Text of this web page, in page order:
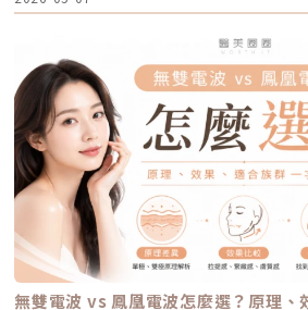
針對正在發炎的嚴重區域特別加強能量。Q4：
幅萎縮皮脂腺，把出油量降到極低，讓長痘痘
自我修復機制的，經過數年後，部分皮脂腺可能
外，極端的壓力、嚴重的賀爾蒙失調依然可能
說，膚況絕對會比治療前穩定非常多。許多人
AviClear 作為年度的「控油進廠保養」來施打
有修復期嗎？該怎麼保養？A：由於屬於「非侵
膚最多只會有輕微的泛紅，通常在幾個小時到
影響日常上班上課。術後的保養也非常簡單：
實防曬」，並在術後一週內暫停使用美白、酸
可。對於忙碌的現代人來說，是非常友善的午
權，抗痘不再是一場苦戰青春痘從來就不只是
刻地牽動著個人的自信心與社交生活。過去，
難：任憑痘痘反覆肆虐，或是無奈忍受口服藥
年新一代抗痘武器AviClear 戰痘雷射（1726nm
與深受痘痘困擾的患者，提供了一個全新、安全
答。它成功將抗痘戰場，從伴隨負擔的全身性
皮脂腺控制，從源頭阻斷致痘環境。如果你也
輪迴，渴望重新擁有一張清爽、穩定、不易泛
「破壞力」也強。術後會有明顯的點狀結痂、
波 Exion、無限電波 Potenza）原理：結合了
雙重優勢。透過極細的微針穿透表皮，在到達
波熱能。這不僅能刺激膠原蛋白與彈力蛋白重
的物理性破壞與電波熱能，還能破壞過度活躍
孔）。適合誰：混合型毛孔（又油又鬆弛）、
者、想全面提升膚質緊緻度的人。效果與特色
表皮的熱傷害極小，退紅快（通常隔天即可上
化」有非常亮眼的表現。5. 物理性微創重建：
理：透過儀器上極細微的針頭，在肌膚表層每
道。這種「微破壞」能直接啟動肌膚天然的傷
彈力蛋白增生。更棒的是，這些微通道能像海
華（如生長因子、高濃度玻尿酸）的吸收率，
群：老化型毛孔、淺層凹洞型毛孔、膚質粗糙
為敏感、希望降低反黑風險的族群（實際仍需由
因為沒有雷射或電波的「熱傷害」，所以術後照
低。做完後通常會有 1~3 天的微泛紅，能溫和
興療程。醫美療程怎麼選？重點大評比為了讓
了五大主力療程的比較表：療程後的關鍵：醫
斑更精準、安全、穩定在眾多除斑雷射中，
術，不只是把能量打在斑點上，而是以更科學、
題。AutoDerm 智慧影像分析系統在正式治療前
每一處斑點的分布、深度與範圍。這讓醫師不
過影像資訊調整能量，讓治療更客製化、也更一
或分布不規則的人來說，這項技術能有效提升
保護除斑過程中最令人擔心的副作用之一，就
皮，甚至反黑。CPTL 的作用是在雷射擊發的
低溫狀態，避免熱能向周圍擴散。皮膚被冷保
適，也能減少後續的發炎反應，讓整體修復期
技術在 532 奈米波長下，Reepot 的能量並非
械式的震動作用使色素顆粒鬆動、分離，再交
同時保護真皮層的血管結構，減少對健康組織
也降低出現過度刺激或色素反應的可能性。透
Reepot 不只是單純「把斑點打掉」，而是以更
素問題，也更符合現代人對於恢復期短、風險低
斑點一撕即除？人工皮代謝讓改善更有感為什
除人工皮時同步帶走斑點」？這與它的能量作
Reepot 透過 532 nm 能量搭配冷剝離技術，
理牆面，讓表面變得更平整、更緊；音波則比
拉提使用的是 RF 射頻能量。RF 是
射頻能量在皮膚組織中產生熱能，讓膠原蛋白
蛋白新生與重組。很多人一聽到「加熱」會覺得
點，而是讓一段皮膚組織被均勻加熱。當皮膚
就像鬆掉的彈力網被重新收緊，視覺上會有比
常見的效果感受包括：皮膚變緊、細紋變淡、
改善、膚質變得比較平滑。也因為電波比較強
善」，所以如果困擾的是臉看起來鬆鬆的、眼
不夠緊實，電波通常會是可以評估的方向。但
變成另一張臉。效果通常會分成兩個階段：一
感，後續則會隨著膠原蛋白慢慢新生，讓緊緻
點在聚焦超音波與深層拉提音波拉提使用的是
稱包含 HIFU、MFU 或 MFU-V。它的特色是可
成一個個熱凝結點，刺激組織收縮與膠原蛋白新
同深度探頭，將能量作用到接近深層支撐結構的
SMAS 筋膜層。SMAS 是臉部支撐結構的一部
個層次。音波的概念，就是透過非侵入式方式
無雙電波 vs 鳳凰電波怎麼選？原理、